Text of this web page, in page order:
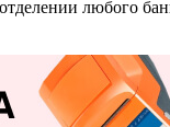
любого